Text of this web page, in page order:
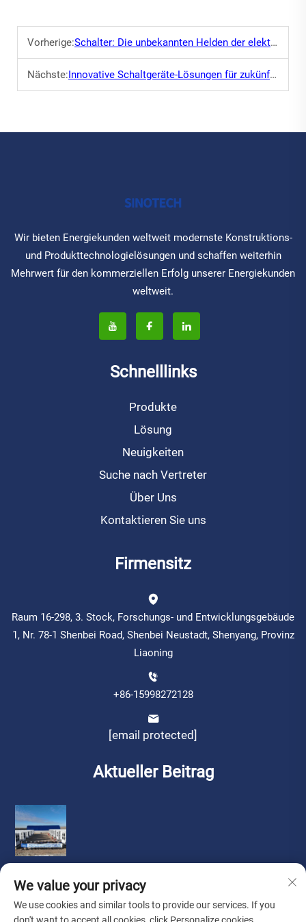
Vorherige:Schalter: Die unbekannten Helden der elektrischen Sicherheit
Nächste:Innovative Schaltgeräte-Lösungen für zukünftige Energiebedarf
Wir bieten Energiekunden weltweit modernste Konstruktions-
und Produkttechnologielösungen und schaffen weiterhin
Mehrwert für den kommerziellen Erfolg unserer Energiekunden
weltweit.
Schnelllinks
Produkte
Lösung
Neuigkeiten
Suche nach Vertreter
Über Uns
Kontaktieren Sie uns
Firmensitz
Raum 16-298, 3. Stock, Forschungs- und Entwicklungsgebäude
1, Nr. 78-1 Shenbei Road, Shenbei Neustadt, Shenyang, Provinz
Liaoning
+86-15998272128
[email protected]
Aktueller Beitrag
We value your privacy
We use cookies and similar tools to provide our services. If you